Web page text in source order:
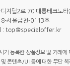
지털2로 70 대륭테크노
서울금천-0113호
: top@specialoffer.kr
등록한 상품정보 및 거래
콘텐츠/UI 등에 대한 무단